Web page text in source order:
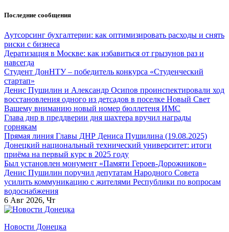
Перейти
содержанию
Последние сообщения
Аутсорсинг бухгалтерии: как оптимизировать расходы и снять
риски с бизнеса
Дератизация в Москве: как избавиться от грызунов раз и
навсегда
Студент ДонНТУ – победитель конкурса «Студенческий
стартап»
Денис Пушилин и Александр Осипов проинспектировали ход
восстановления одного из детсадов в поселке Новый Свет
Вашему вниманию новый номер бюллетеня ИМС
Глава днр в преддверии дня шахтера вручил награды
горнякам
Прямая линия Главы ДНР Дениса Пушилина (19.08.2025)
Донецкий национальный технический университет: итоги
приёма на первый курс в 2025 году
Был установлен монумент «Памяти Героев-Дорожников»
Денис Пушилин поручил депутатам Народного Совета
усилить коммуникацию с жителями Республики по вопросам
водоснабжения
6 Авг 2026, Чт
Новости Донецка